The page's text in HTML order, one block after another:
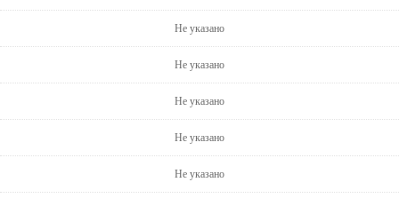
Не указано
Не указано
Не указано
Не указано
Не указано